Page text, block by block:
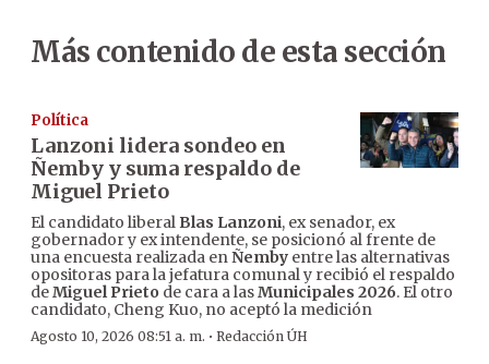
Más contenido de esta sección
Política
Lanzoni lidera sondeo en
Ñemby y suma respaldo de
Miguel Prieto
El candidato liberal Blas Lanzoni, ex senador, ex
gobernador y ex intendente, se posicionó al frente de
una encuesta realizada enÑemby entre las alternativas
opositoras para la jefatura comunal y recibió el respaldo
deMiguel Prieto de cara a lasMunicipales 2026. El otro
candidato, Cheng Kuo, no aceptó la medición
Agosto 10, 2026 08:51 a. m. · Redacción ÚH